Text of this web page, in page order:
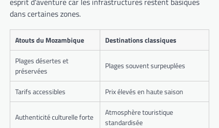
dans certaines zones.
Atouts du Mozambique
Destinations classiques
Plages désertes et
préservées
Plages souvent surpeuplées
Tarifs accessibles Prix élevés en haute saison
Authenticité culturelle forte
Atmosphère touristique
standardisée